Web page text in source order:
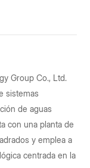
Group Co., Ltd.
sistemas
de aguas
con una planta de
y emplea a
centrada en la